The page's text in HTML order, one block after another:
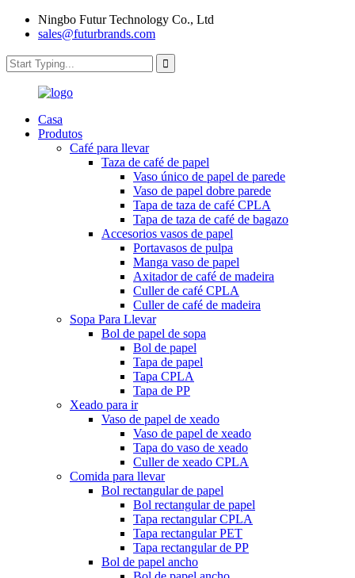
Ningbo Futur Technology Co., Ltd
sales@futurbrands.com
Casa
Produtos
Café para llevar
Taza de café de papel
Vaso único de papel de parede
Vaso de papel dobre parede
Tapa de taza de café CPLA
Tapa de taza de café de bagazo
Accesorios vasos de papel
Portavasos de pulpa
Manga vaso de papel
Axitador de café de madeira
Culler de café CPLA
Culler de café de madeira
Sopa Para Llevar
Bol de papel de sopa
Bol de papel
Tapa de papel
Tapa CPLA
Tapa de PP
Xeado para ir
Vaso de papel de xeado
Vaso de papel de xeado
Tapa do vaso de xeado
Culler de xeado CPLA
Comida para llevar
Bol rectangular de papel
Bol rectangular de papel
Tapa rectangular CPLA
Tapa rectangular PET
Tapa rectangular de PP
Bol de papel ancho